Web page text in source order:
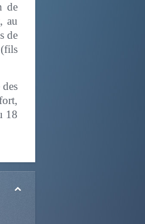
de
au
de
18